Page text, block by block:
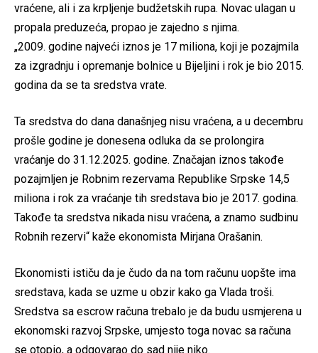
vraćene, ali i za krpljenje budžetskih rupa. Novac ulagan u
propala preduzeća, propao je zajedno s njima.
„2009. godine najveći iznos je 17 miliona, koji je pozajmila
za izgradnju i opremanje bolnice u Bijeljini i rok je bio 2015.
godina da se ta sredstva vrate.
Ta sredstva do dana današnjeg nisu vraćena, a u decembru
prošle godine je donesena odluka da se prolongira
vraćanje do 31.12.2025. godine. Značajan iznos takođe
pozajmljen je Robnim rezervama Republike Srpske 14,5
miliona i rok za vraćanje tih sredstava bio je 2017. godina.
Takođe ta sredstva nikada nisu vraćena, a znamo sudbinu
Robnih rezervi“ kaže ekonomista Mirjana Orašanin.
Ekonomisti ističu da je čudo da na tom računu uopšte ima
sredstava, kada se uzme u obzir kako ga Vlada troši.
Sredstva sa escrow računa trebalo je da budu usmjerena u
ekonomski razvoj Srpske, umjesto toga novac sa računa
se otopio, a odgovarao do sad nije niko.